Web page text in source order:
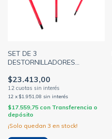
SET DE 3
DESTORNILLADORES
RECTA (BULIT)
$23.413,00
12 x $1.951,08 sin interés
$17.559,75 con Transferencia o
depósito
¡Solo quedan 3 en stock!